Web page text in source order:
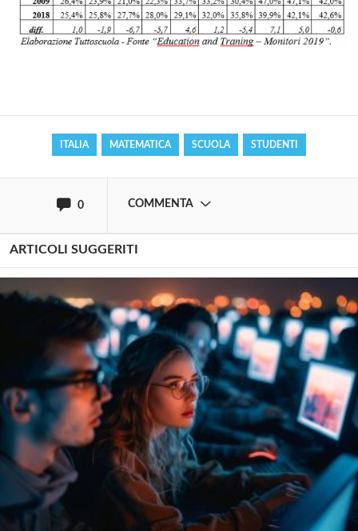
ITALIA MATEMATICA SCUOLA STUDENTI
0 COMMENTA
Solo gli utenti registrati possono
commentare!
ARTICOLI SUGGERITI